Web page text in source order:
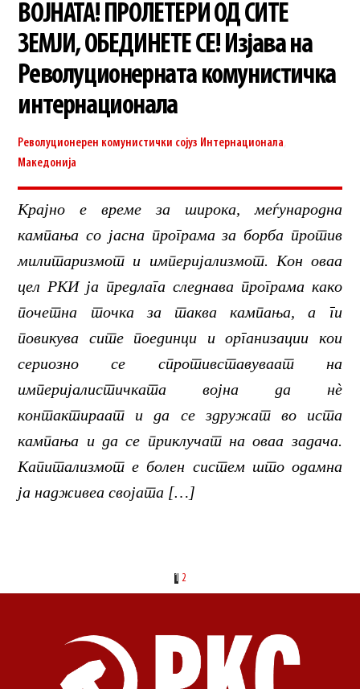
ВОЈНАТА! ПРОЛЕТЕРИ ОД СИТЕ
ЗЕМЈИ, ОБЕДИНЕТЕ СЕ! Изјава на
Револуционерната комунистичка
интернационала
Револуционерен комунистички сојуз Интернационала
Македонија
Крајно е време за широка, меѓународна
кампања со јасна програма за борба против
милитаризмот и империјализмот. Кон оваа
цел РКИ ја предлага следнава програма како
почетна точка за таква кампања, а ги
повикува сите поединци и организации кои
сериозно се спротивставуваат на
империјалистичката војна да нѐ
контактираат и да се здружат во иста
кампања и да се приклучат на оваа задача.
Капитализмот е болен систем што одамна
ја надживеа својата […]
2